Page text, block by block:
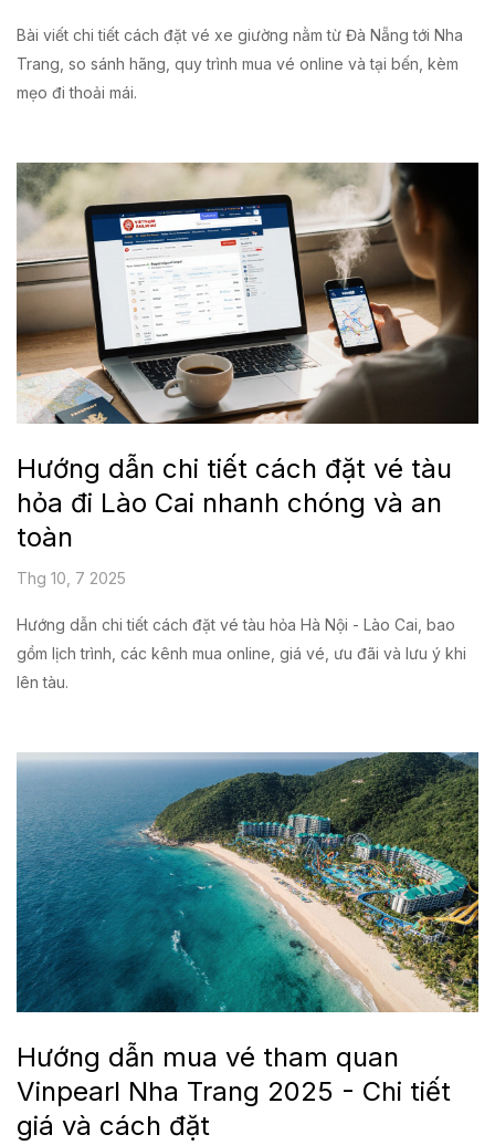
Bài viết chi tiết cách đặt vé xe giường nằm từ Đà Nẵng tới Nha
Trang, so sánh hãng, quy trình mua vé online và tại bến, kèm
mẹo đi thoải mái.
Hướng dẫn chi tiết cách đặt vé tàu
hỏa đi Lào Cai nhanh chóng và an
toàn
Thg 10, 7 2025
Hướng dẫn chi tiết cách đặt vé tàu hỏa Hà Nội - Lào Cai, bao
gồm lịch trình, các kênh mua online, giá vé, ưu đãi và lưu ý khi
lên tàu.
Hướng dẫn mua vé tham quan
Vinpearl Nha Trang 2025 - Chi tiết
giá và cách đặt